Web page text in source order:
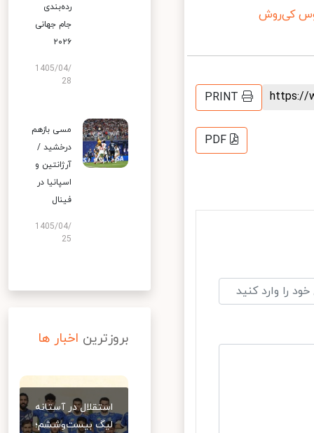
کی‌روش
PRINT
PDF
رده‌بندی
جام جهانی
۲۰۲۶
1405/04/
28
مسی بازهم
درخشید /
آرژانتین و
اسپانیا در
فینال
1405/04/
25
بروزترین اخبار ها
استقلال در آستانه
لیگ بیست‌وششم؛